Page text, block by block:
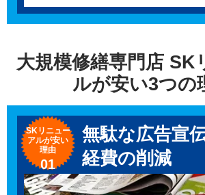
大規模修繕専門店 SK
ルが安い3つの
SKリニュー
アルが安い
理由
01
無駄な広告宣
経費の削減